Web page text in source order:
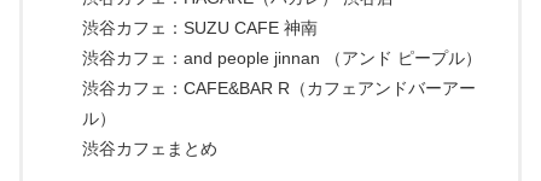
渋谷カフェ：SUZU CAFE 神南
渋谷カフェ：and people jinnan （アンド ピープル）
渋谷カフェ：CAFE&BAR R（カフェアンドバーアー
ル）
渋谷カフェまとめ